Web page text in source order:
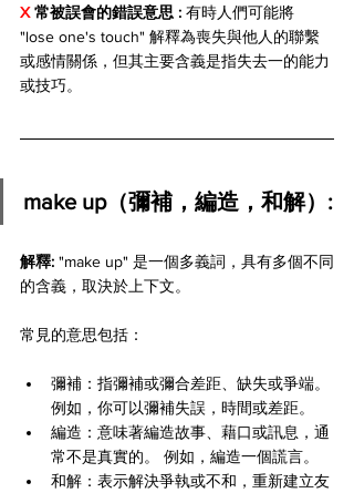
X 常被誤會的錯誤意思 : 有時人們可能將
"lose one's touch" 解釋為喪失與他人的聯繫
或感情關係，但其主要含義是指失去一的能力
或技巧。
make up（彌補，編造，和解）:
解釋: "make up" 是一個多義詞，具有多個不同
的含義，取決於上下文。
常見的意思包括：
彌補：指彌補或彌合差距、缺失或爭端。
例如，你可以彌補失誤，時間或差距。
編造：意味著編造故事、藉口或訊息，通
常不是真實的。 例如，編造一個謊言。
和解：表示解決爭執或不和，重新建立友